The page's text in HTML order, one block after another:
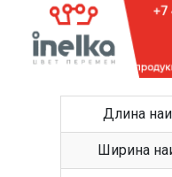
Длина
Ширина